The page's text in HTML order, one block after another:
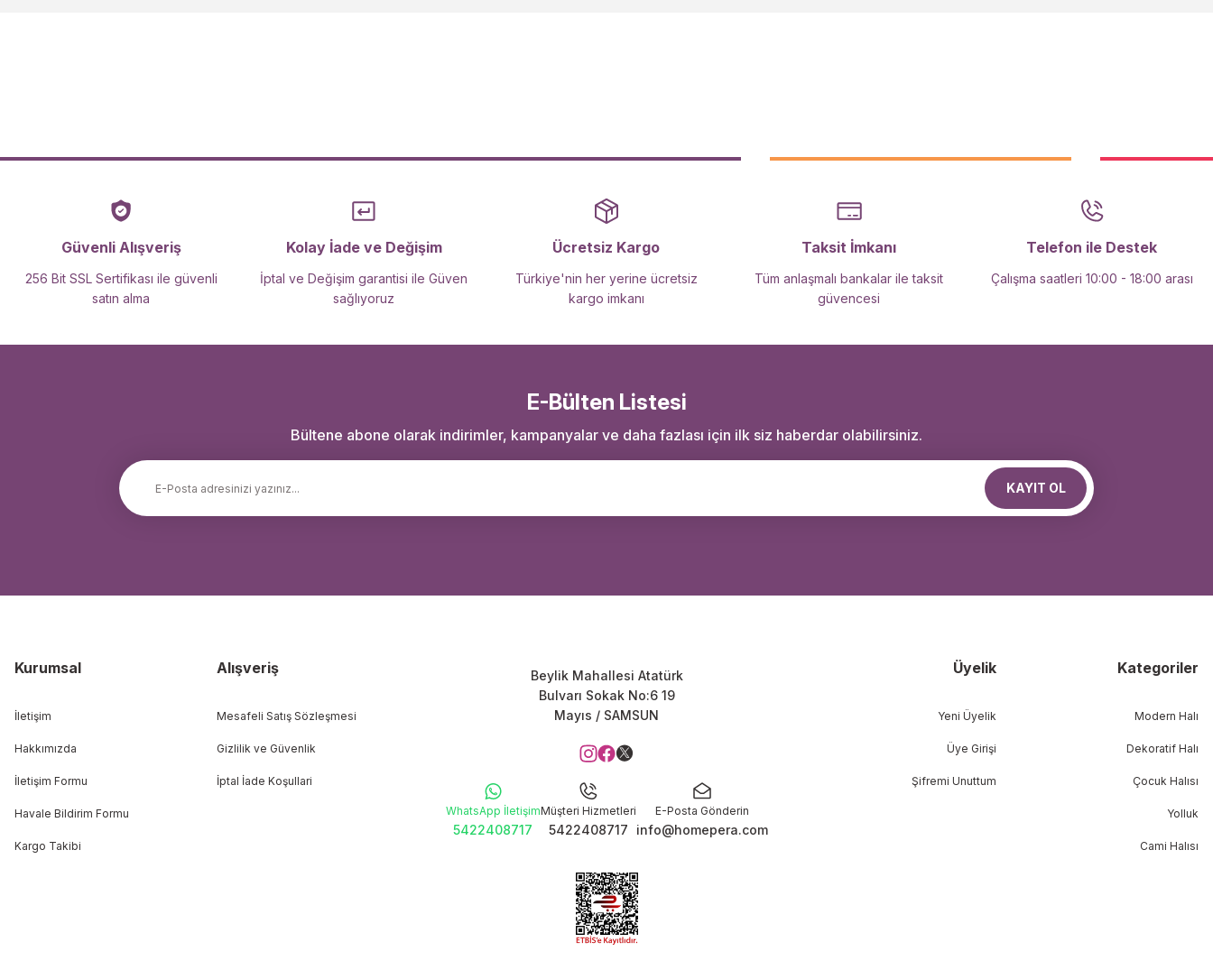
Gönder
Güvenli Alışveriş
256 Bit SSL Sertifikası ile güvenli
satın alma
Kolay İade ve Değişim
İptal ve Değişim garantisi ile Güven
sağlıyoruz
Ücretsiz Kargo
Türkiye'nin her yerine ücretsiz
kargo imkanı
Taksit İmkanı
Tüm anlaşmalı bankalar ile taksit
güvencesi
Telefon ile Destek
Çalışma saatleri 10:00 - 18:00 arası
E-Bülten Listesi
Bültene abone olarak indirimler, kampanyalar ve daha fazlası için ilk siz haberdar olabilirsiniz.
KAYIT OL
Kurumsal
İletişim
Hakkımızda
İletişim Formu
Havale Bildirim Formu
Kargo Takibi
Alışveriş
Mesafeli Satış Sözleşmesi
Gizlilik ve Güvenlik
İptal İade Koşullari
Beylik Mahallesi Atatürk
Bulvarı Sokak No:6 19
Mayıs / SAMSUN
WhatsApp İletişim
5422408717
Müşteri Hizmetleri
5422408717
E-Posta Gönderin
info@homepera.com
Üyelik
Yeni Üyelik
Üye Girişi
Şifremi Unuttum
Kategoriler
Modern Halı
Dekoratif Halı
Çocuk Halısı
Yolluk
Cami Halısı